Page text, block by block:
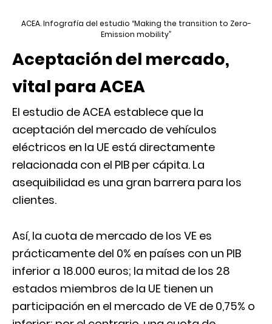
ACEA. Infografía del estudio “Making the transition to Zero-
Emission mobility”
Aceptación del mercado,
vital para ACEA
El estudio de ACEA establece que la
aceptación del mercado de vehículos
eléctricos en la UE está directamente
relacionada con el PIB per cápita. La
asequibilidad es una gran barrera para los
clientes.
Así, la cuota de mercado de los VE es
prácticamente del 0% en países con un PIB
inferior a 18.000 euros; la mitad de los 28
estados miembros de la UE tienen un
participación en el mercado de VE de 0,75% o